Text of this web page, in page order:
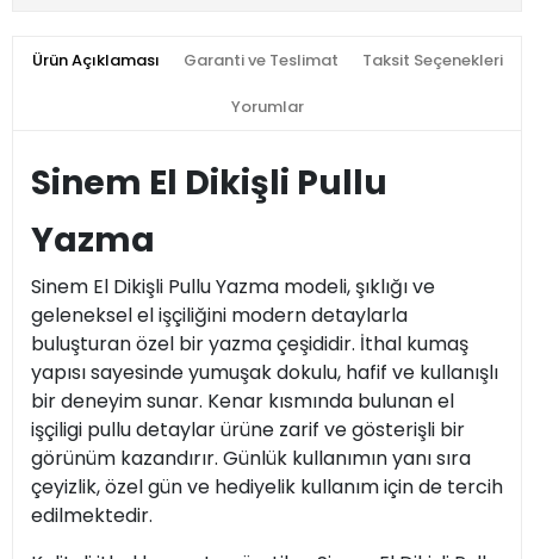
Ürün Açıklaması Garanti ve Teslimat Taksit Seçenekleri
Yorumlar
Sinem El Dikişli Pullu
Yazma
Sinem El Dikişli Pullu Yazma modeli, şıklığı ve
geleneksel el işçiliğini modern detaylarla
buluşturan özel bir yazma çeşididir. İthal kumaş
yapısı sayesinde yumuşak dokulu, hafif ve kullanışlı
bir deneyim sunar. Kenar kısmında bulunan el
işçiligi pullu detaylar ürüne zarif ve gösterişli bir
görünüm kazandırır. Günlük kullanımın yanı sıra
çeyizlik, özel gün ve hediyelik kullanım için de tercih
edilmektedir.